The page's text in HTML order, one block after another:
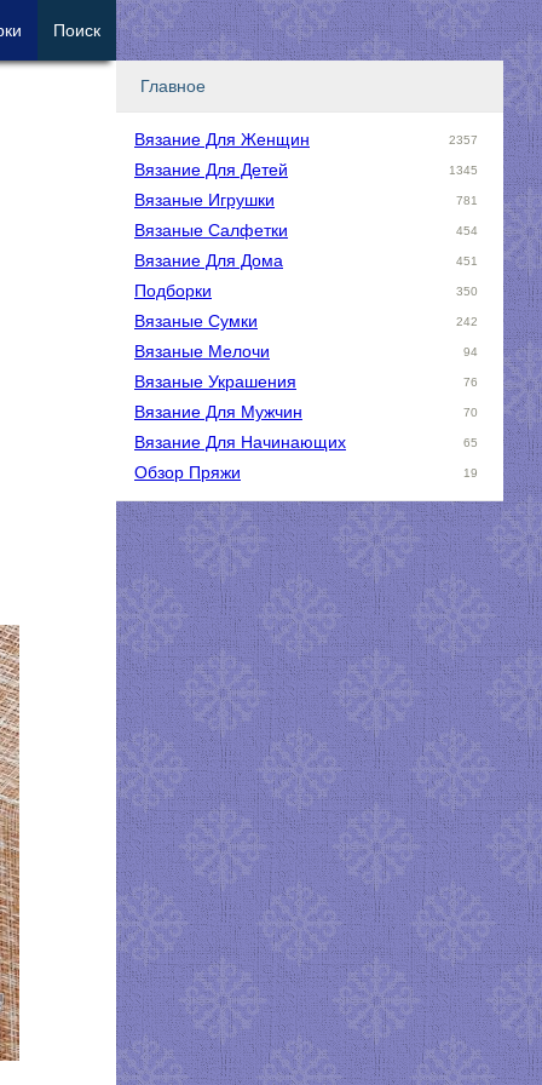
Главное
Вязание Для Женщин 2357
Вязание Для Детей 1345
Вязаные Игрушки 781
Вязаные Салфетки 454
Вязание Для Дома 451
Подборки 350
Вязаные Сумки 242
Вязаные Мелочи 94
Вязаные Украшения 76
Вязание Для Мужчин 70
Вязание Для Начинающих 65
Обзор Пряжи 19
Поиск